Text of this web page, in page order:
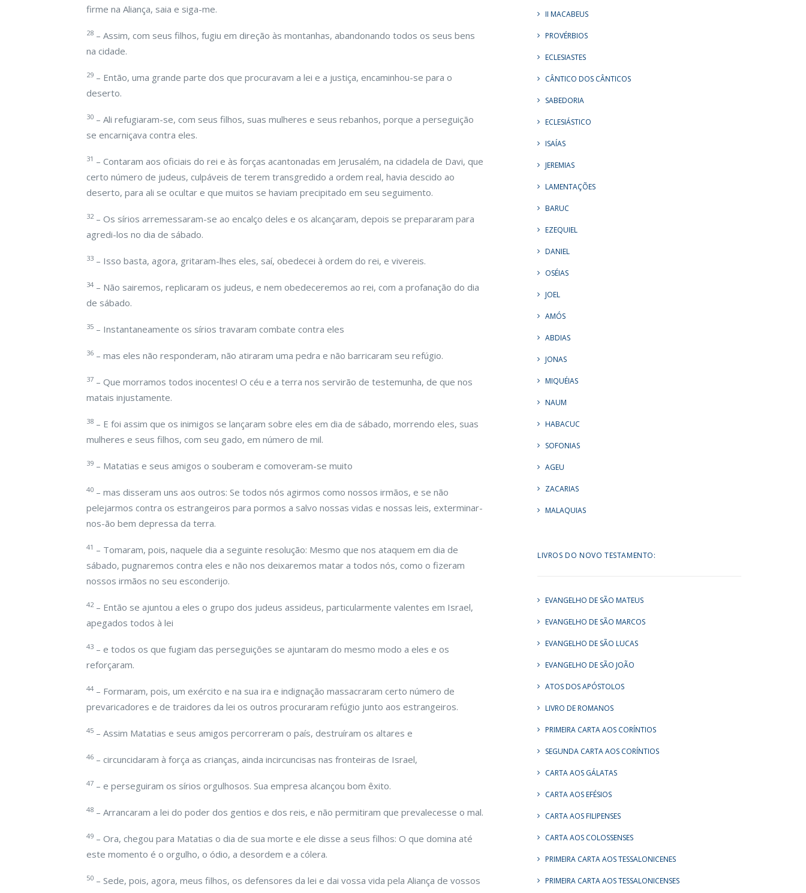
firme na Aliança, saia e siga-me.
28 – Assim, com seus filhos, fugiu em direção às montanhas, abandonando todos os seus bens
na cidade.
29 – Então, uma grande parte dos que procuravam a lei e a justiça, encaminhou-se para o
deserto.
30 – Ali refugiaram-se, com seus filhos, suas mulheres e seus rebanhos, porque a perseguição
se encarniçava contra eles.
31 – Contaram aos oficiais do rei e às forças acantonadas em Jerusalém, na cidadela de Davi, que
certo número de judeus, culpáveis de terem transgredido a ordem real, havia descido ao
deserto, para ali se ocultar e que muitos se haviam precipitado em seu seguimento.
32– Os sírios arremessaram-se ao encalço deles e os alcançaram, depois se prepararam para
agredi-los no dia de sábado.
33 – Isso basta, agora, gritaram-lhes eles, saí, obedecei à ordem do rei, e vivereis.
34 – Não sairemos, replicaram os judeus, e nem obedeceremos ao rei, com a profanação do dia
de sábado.
35 – Instantaneamente os sírios travaram combate contra eles
36 – mas eles não responderam, não atiraram uma pedra e não barricaram seu refúgio.
37 – Que morramos todos inocentes! O céu e a terra nos servirão de testemunha, de que nos
matais injustamente.
38 – E foi assim que os inimigos se lançaram sobre eles em dia de sábado, morrendo eles, suas
mulheres e seus filhos, com seu gado, em número de mil.
39 – Matatias e seus amigos o souberam e comoveram-se muito
40 – mas disseram uns aos outros: Se todos nós agirmos como nossos irmãos, e se não
pelejarmos contra os estrangeiros para pormos a salvo nossas vidas e nossas leis, exterminar-
nos-ão bem depressa da terra.
41 – Tomaram, pois, naquele dia a seguinte resolução: Mesmo que nos ataquem em dia de
sábado, pugnaremos contra eles e não nos deixaremos matar a todos nós, como o fizeram
nossos irmãos no seu esconderijo.
42– Então se ajuntou a eles o grupo dos judeus assideus, particularmente valentes em Israel,
apegados todos à lei
43 – e todos os que fugiam das perseguições se ajuntaram do mesmo modo a eles e os
reforçaram.
44 – Formaram, pois, um exército e na sua ira e indignação massacraram certo número de
prevaricadores e de traidores da lei os outros procuraram refúgio junto aos estrangeiros.
45 – Assim Matatias e seus amigos percorreram o país, destruíram os altares e
46 – circuncidaram à força as crianças, ainda incircuncisas nas fronteiras de Israel,
47 – e perseguiram os sírios orgulhosos. Sua empresa alcançou bom êxito.
48 – Arrancaram a lei do poder dos gentios e dos reis, e não permitiram que prevalecesse o mal.
49 – Ora, chegou para Matatias o dia de sua morte e ele disse a seus filhos: O que domina até
este momento é o orgulho, o ódio, a desordem e a cólera.
50 – Sede, pois, agora, meus filhos, os defensores da lei e dai vossa vida pela Aliança de vossos
II MACABEUS
PROVÉRBIOS
ECLESIASTES
CÂNTICO DOS CÂNTICOS
SABEDORIA
ECLESIÁSTICO
ISAÍAS
JEREMIAS
LAMENTAÇÕES
BARUC
EZEQUIEL
DANIEL
OSÉIAS
JOEL
AMÓS
ABDIAS
JONAS
MIQUÉIAS
NAUM
HABACUC
SOFONIAS
AGEU
ZACARIAS
MALAQUIAS
LIVROS DO NOVO TESTAMENTO:
EVANGELHO DE SÃO MATEUS
EVANGELHO DE SÃO MARCOS
EVANGELHO DE SÃO LUCAS
EVANGELHO DE SÃO JOÃO
ATOS DOS APÓSTOLOS
LIVRO DE ROMANOS
PRIMEIRA CARTA AOS CORÍNTIOS
SEGUNDA CARTA AOS CORÍNTIOS
CARTA AOS GÁLATAS
CARTA AOS EFÉSIOS
CARTA AOS FILIPENSES
CARTA AOS COLOSSENSES
PRIMEIRA CARTA AOS TESSALONICENES
PRIMEIRA CARTA AOS TESSALONICENSES